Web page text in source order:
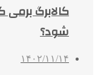
کالابرگ
شود؟
۱۴۰۲/۱۱/۱۴